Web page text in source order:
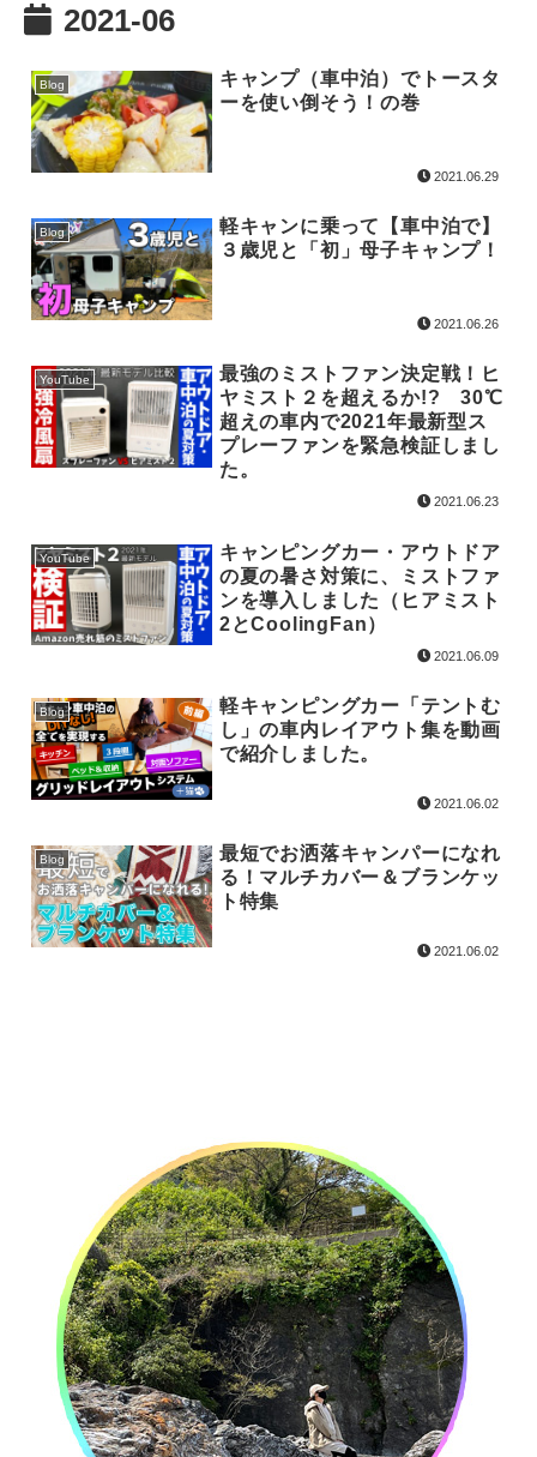
2021-06
Blog
キャンプ（車中泊）でトースタ
ーを使い倒そう！の巻
2021.06.29
Blog
軽キャンに乗って【車中泊で】
３歳児と「初」母子キャンプ！
2021.06.26
YouTube
最強のミストファン決定戦！ヒ
ヤミスト２を超えるか!? 30℃
超えの車内で2021年最新型ス
プレーファンを緊急検証しまし
た。
2021.06.23
YouTube
キャンピングカー・アウトドア
の夏の暑さ対策に、ミストファ
ンを導入しました（ヒアミスト
2とCoolingFan）
2021.06.09
Blog
軽キャンピングカー「テントむ
し」の車内レイアウト集を動画
で紹介しました。
2021.06.02
Blog
最短でお洒落キャンパーになれ
る！マルチカバー＆ブランケッ
ト特集
2021.06.02